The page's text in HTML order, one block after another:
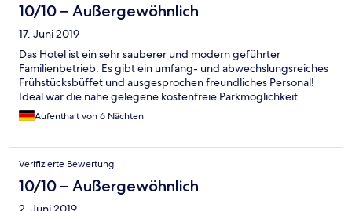
10/10 – Außergewöhnlich
17. Juni 2019
Das Hotel ist ein sehr sauberer und modern geführter
Familienbetrieb. Es gibt ein umfang- und abwechslungsreiches
Frühstücksbüffet und ausgesprochen freundliches Personal!
Ideal war die nahe gelegene kostenfreie Parkmöglichkeit.
Aufenthalt von 6 Nächten
Verifizierte Bewertung
10/10 – Außergewöhnlich